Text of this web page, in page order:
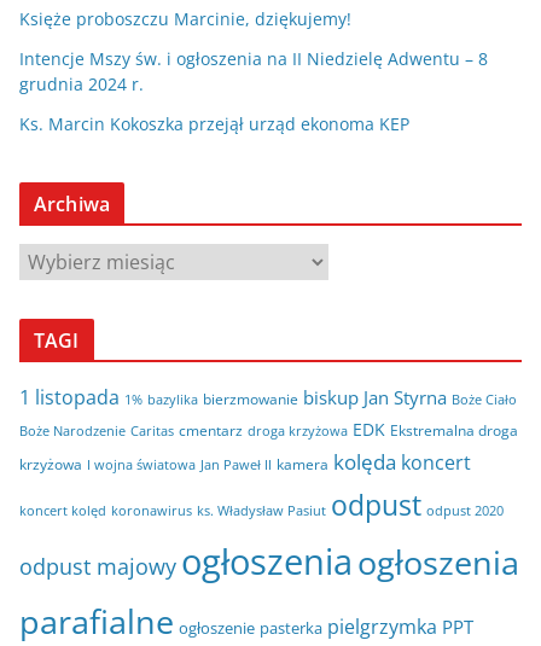
Księże proboszczu Marcinie, dziękujemy!
Intencje Mszy św. i ogłoszenia na II Niedzielę Adwentu – 8
grudnia 2024 r.
Ks. Marcin Kokoszka przejął urząd ekonoma KEP
Archiwa
A
c
w
a
TAGI
1 listopada 1% bazylika bierzmowanie biskup Jan Styrna Boże Ciało
Boże Narodzenie Caritas cmentarz droga krzyżowa EDK Ekstremalna droga
krzyżowa I wojna światowa Jan Paweł II kamera kolęda koncert
koncert kolęd koronawirus ks. Władysław Pasiut odpust odpust 2020
odpust majowy ogłoszeniaogłoszenia
parafialne ogłoszenie pasterka pielgrzymka PPT